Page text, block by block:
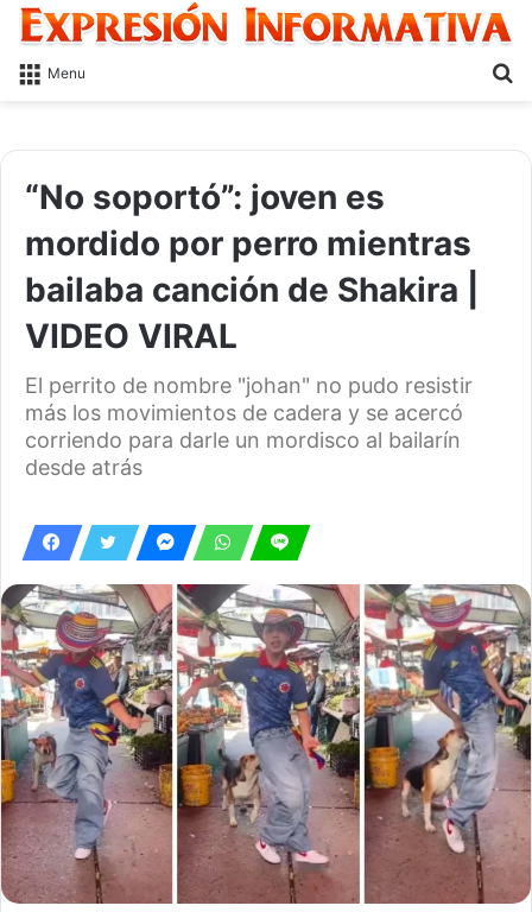
Menu
“No soportó”: joven es
mordido por perro mientras
bailaba canción de Shakira |
VIDEO VIRAL
El perrito de nombre "johan" no pudo resistir
más los movimientos de cadera y se acercó
corriendo para darle un mordisco al bailarín
desde atrás